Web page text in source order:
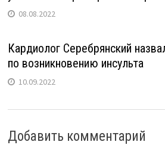
08.08.2022
Кардиолог Серебрянский
по возникновению инсульта
10.09.2022
Добавить комментарий